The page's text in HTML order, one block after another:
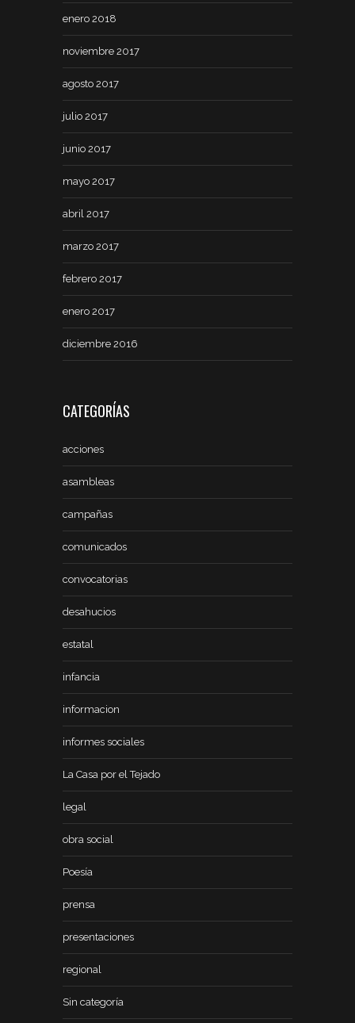
enero 2018
noviembre 2017
agosto 2017
julio 2017
junio 2017
mayo 2017
abril 2017
marzo 2017
febrero 2017
enero 2017
diciembre 2016
CATEGORÍAS
acciones
asambleas
campañas
comunicados
convocatorias
desahucios
estatal
infancia
informacion
informes sociales
La Casa por el Tejado
legal
obra social
Poesía
prensa
presentaciones
regional
Sin categoría